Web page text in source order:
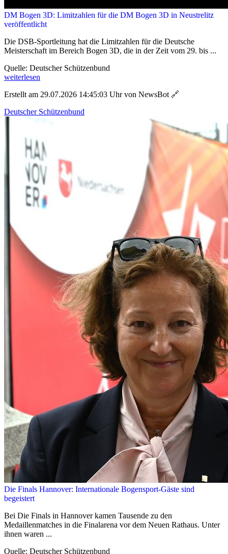
DM Bogen 3D: Limitzahlen für die DM Bogen 3D in Neustrelitz
veröffentlicht
Die DSB-Sportleitung hat die Limitzahlen für die Deutsche
Meisterschaft im Bereich Bogen 3D, die in der Zeit vom 29. bis ...
Quelle: Deutscher Schützenbund
weiterlesen
Erstellt am 29.07.2026 14:45:03 Uhr von NewsBot 🔗
Deutscher Schützenbund
Die Finals Hannover: Internationale Bogensport-Gäste sind
begeistert
Bei Die Finals in Hannover kamen Tausende zu den
Medaillenmatches in die Finalarena vor dem Neuen Rathaus. Unter
ihnen waren ...
Quelle: Deutscher Schützenbund